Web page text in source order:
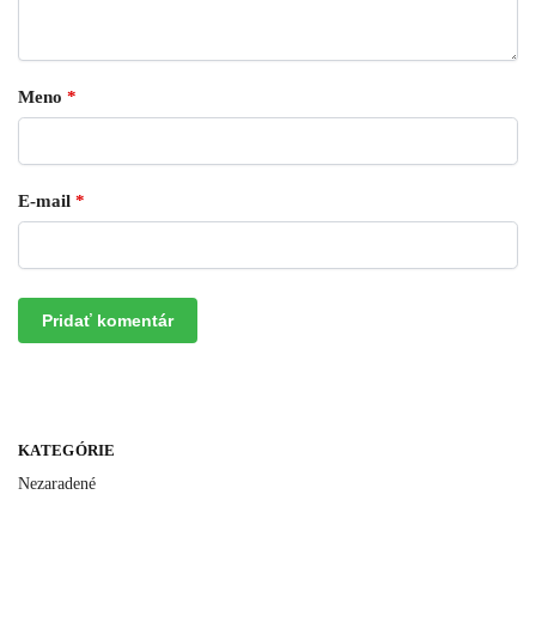
Meno *
E-mail *
KATEGÓRIE
Nezaradené